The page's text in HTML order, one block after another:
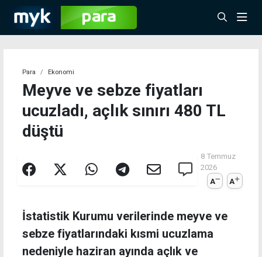
Para Ekonomi
Meyve ve sebze fiyatları
ucuzladı, açlık sınırı 480 TL
düştü
8 Temmuz
2026
A
A
İstatistik Kurumu verilerinde meyve ve
sebze fiyatlarındaki kısmi ucuzlama
nedeniyle haziran ayında açlık ve